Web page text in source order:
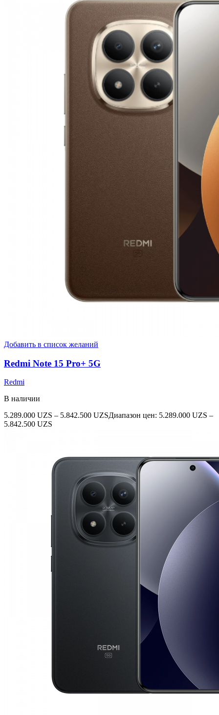
Добавить в список желаний
Redmi Note 15 Pro+ 5G
Redmi
В наличии
5.289.000 UZS – 5.842.500 UZSДиапазон цен: 5.289.000 UZS –
5.842.500 UZS